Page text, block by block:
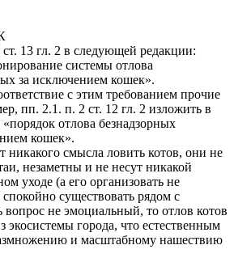
13 гл. 2 в следующей редакции:
системы отлова
за исключением кошек».
с этим требованием прочие
пп. 2.1. п. 2 ст. 12 гл. 2 изложить в
отлова безнадзорных
кошек».
смысла ловить котов, они не
незаметны и не несут никакой
уходе (а его организовать не
существовать рядом с
вопрос не эмоциальный, то отлов котов
экосистемы города, что естественным
и масштабному нашествию